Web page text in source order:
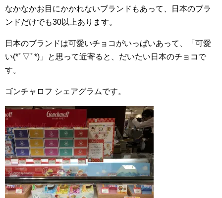
なかなかお目にかかれないブランドもあって、日本のブラ
ンドだけでも30以上あります。
日本のブランドは可愛いチョコがいっぱいあって、「可愛
い(*ﾟ▽ﾟ*)」と思って近寄ると、だいたい日本のチョコで
す。
ゴンチャロフ シェアグラムです。